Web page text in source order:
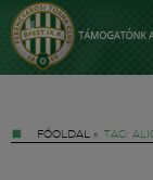
FŐOLDAL » TAG: